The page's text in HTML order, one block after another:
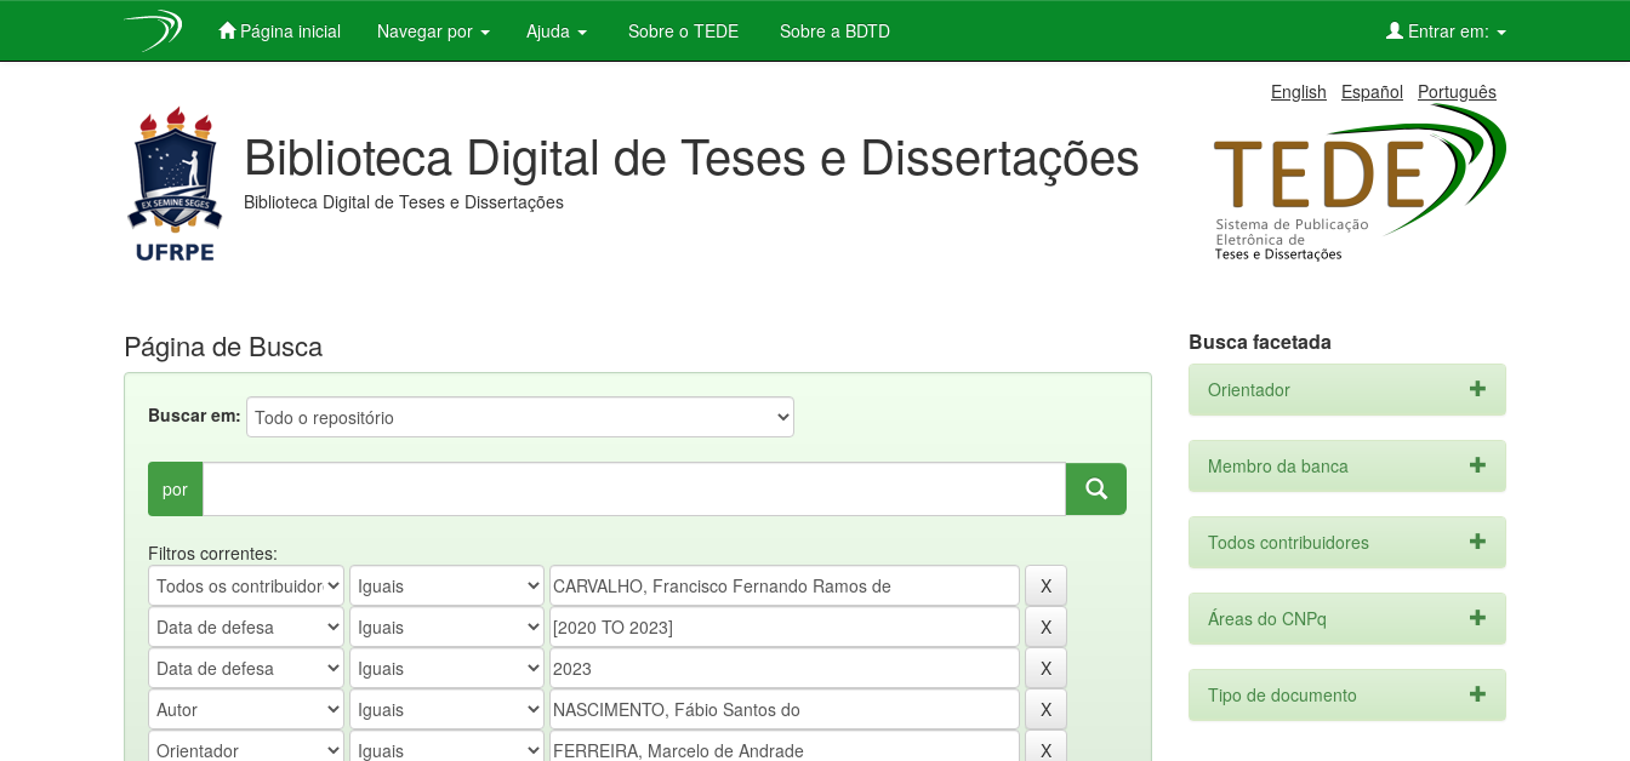
Página inicial Navegar por Ajuda Sobre o TEDE Sobre a BDTD Entrar em:
English Español Português
Biblioteca Digital de Teses e Dissertações
Biblioteca Digital de Teses e Dissertações
Página de Busca
Buscar em:
por
Filtros correntes:
Busca facetada
Orientador
Membro da banca
Todos contribuidores
Áreas do CNPq
Tipo de documento